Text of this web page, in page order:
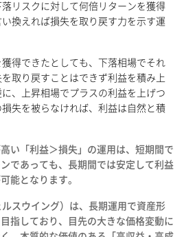
リスクに対して何倍リターンを獲得
換えれば損失を取り戻す力を示す運
得できたとしても、下落相場でそれ
取り戻すことはできず利益を積み上
、上昇相場でプラスの利益を上げつ
失を被らなければ、利益は自然と積
い「利益＞損失」の運用は、短期間で
であっても、長期間では安定して利益
能となります。
スウイング）は、長期運用で資産形
指しており、目先の大きな価格変動に